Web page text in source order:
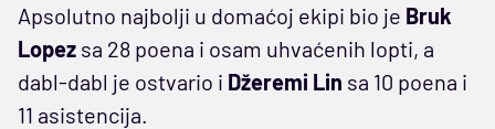
Apsolutno najbolji u domaćoj ekipi bio je Bruk
Lopez sa 28 poena i osam uhvaćenih lopti, a
dabl-dabl je ostvario i Džeremi Lin sa 10 poena i
11 asistencija.